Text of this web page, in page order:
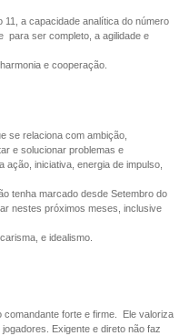
11, a capacidade analítica do número
para ser completo, a agilidade e
e cooperação.
se relaciona com ambição,
e solucionar problemas e
ação, iniciativa, energia de impulso,
tenha marcado desde Setembro do
nestes próximos meses, inclusive
e idealismo.
comandante forte e firme. Ele valoriza
Exigente e direto não faz